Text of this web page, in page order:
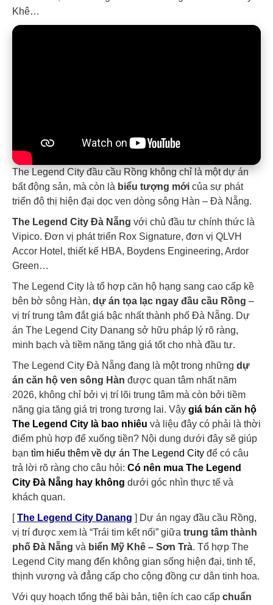
Khê…
The Legend City đầu cầu Rồngkhông chỉ là một dự án
bất động sản, mà còn là biểu tượng mới của sự phát
triển đô thị hiện đại dọc ven dòng sông Hàn – Đà Nẵng.
The Legend City Đà Nẵng với chủ đầu tư chính thức là
Vipico. Đơn vị phát triển Rox Signature, đơn vị QLVH
Accor Hotel, thiết kế HBA, Boydens Engineering, Ardor
Green…
The Legend City là tổ hợp căn hộ hạng sang cao cấp kề
bên bờ sông Hàn, dự án tọa lạc ngay đầu cầu Rồng –
vị trí trung tâm đắt giá bậc nhất thành phố Đà Nẵng. Dự
án The Legend City Danang sở hữu pháp lý rõ ràng,
minh bạch và tiềm năng tăng giá tốt cho nhà đầu tư.
The Legend City Đà Nẵng đang là một trong những dự
án căn hộ ven sông Hàn được quan tâm nhất năm
2026, không chỉ bởi vị trí lõi trung tâm mà còn bởi tiềm
năng gia tăng giá trị trong tương lai. Vậy giá bán căn hộ
The Legend City là bao nhiêu và liệu đây có phải là thời
điểm phù hợp để xuống tiền? Nội dung dưới đây sẽ giúp
bạn tìm hiểu thêm về dự án The Legend City để có câu
trả lời rõ ràng cho câu hỏi: Có nên mua The Legend
City Đà Nẵng hay không dưới góc nhìn thực tế và
khách quan.
[The Legend City Danang ] Dự án ngay đầu cầu Rồng,
vị trí được xem là “Trái tim kết nối” giữa trung tâm thành
phố Đà Nẵng và biển Mỹ Khê – Sơn Trà. Tổ hợp The
Legend City mang đến không gian sống hiện đại, tinh tế,
thịnh vượng và đẳng cấp cho cộng đồng cư dân tinh hoa.
Với quy hoạch tổng thể bài bản, tiện ích cao cấp chuẩn